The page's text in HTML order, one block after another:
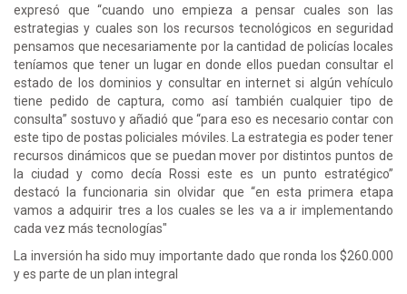
expresó que “cuando uno empieza a pensar cuales son las
estrategias y cuales son los recursos tecnológicos en seguridad
pensamos que necesariamente por la cantidad de policías locales
teníamos que tener un lugar en donde ellos puedan consultar el
estado de los dominios y consultar en internet si algún vehículo
tiene pedido de captura, como así también cualquier tipo de
consulta” sostuvo y añadió que “para eso es necesario contar con
este tipo de postas policiales móviles. La estrategia es poder tener
recursos dinámicos que se puedan mover por distintos puntos de
la ciudad y como decía Rossi este es un punto estratégico”
destacó la funcionaria sin olvidar que “en esta primera etapa
vamos a adquirir tres a los cuales se les va a ir implementando
cada vez más tecnologías"
La inversión ha sido muy importante dado que ronda los $260.000
y es parte de un plan integral